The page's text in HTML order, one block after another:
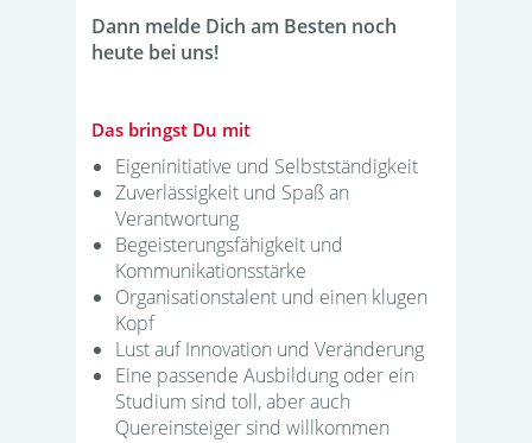
Dann melde Dich am Besten noch
heute bei uns!
Das bringst Du mit
Eigeninitiative und Selbstständigkeit
Zuverlässigkeit und Spaß an
Verantwortung
Begeisterungsfähigkeit und
Kommunikationsstärke
Organisationstalent und einen klugen
Kopf
Lust auf Innovation und Veränderung
Eine passende Ausbildung oder ein
Studium sind toll, aber auch
Quereinsteiger sind willkommen